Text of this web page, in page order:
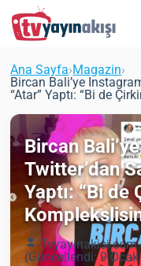
Ana Sayfa›Magazin›
Bircan Bali’ye
“Atar” Yaptı: “Bi de
Bircan
Twitter’dan
Yaptı: “Bi de
Tvyayinakisi.com
(Güncellendi: 9